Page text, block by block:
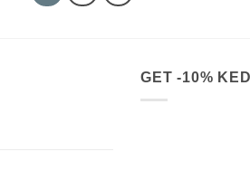
GET -10%